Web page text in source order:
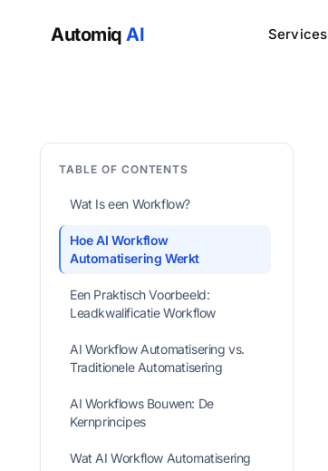
Automiq AI Services
TABLE OF CONTENTS
Wat Is een Workflow?
Hoe AI Workflow
Automatisering Werkt
Een Praktisch Voorbeeld:
Leadkwalificatie Workflow
AI Workflow Automatisering vs.
Traditionele Automatisering
AI Workflows Bouwen: De
Kernprincipes
Wat AI Workflow Automatisering